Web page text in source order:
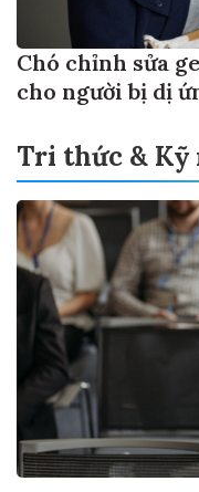
Chó chỉnh sửa
cho người bị dị
Tri thức & Kỹ